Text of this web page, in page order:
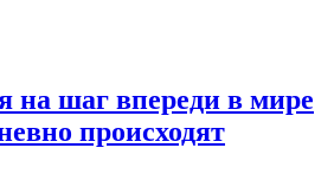
на шаг впереди в мире
происходят